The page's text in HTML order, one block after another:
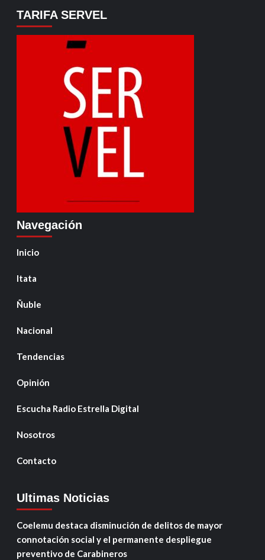
TARIFA SERVEL
Navegación
Inicio
Itata
Ñuble
Nacional
Tendencias
Opinión
Escucha Radio Estrella Digital
Nosotros
Contacto
Ultimas Noticias
Coelemu destaca disminución de delitos de mayor
connotación social y el permanente despliegue
preventivo de Carabineros